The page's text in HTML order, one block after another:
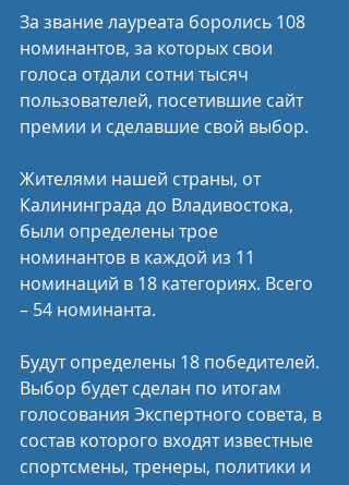
За звание лауреата боролись 108
номинантов, за которых свои
голоса отдали сотни тысяч
пользователей, посетившие сайт
премии и сделавшие свой выбор.
Жителями нашей страны, от
Калининграда до Владивостока,
были определены трое
номинантов в каждой из 11
номинаций в 18 категориях. Всего
– 54 номинанта.
Будут определены 18 победителей.
Выбор будет сделан по итогам
голосования Экспертного совета, в
состав которого входят известные
спортсмены, тренеры, политики и